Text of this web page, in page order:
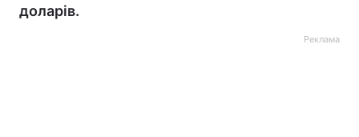
доларів.
Реклама